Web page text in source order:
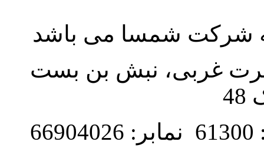
شرکت شمسا می باشد
غربی، نبش بن بست